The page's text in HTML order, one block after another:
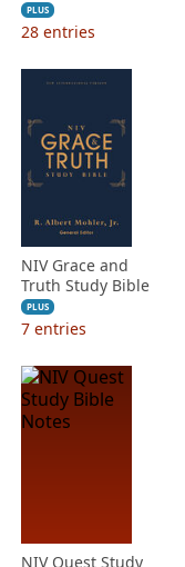
PLUS
28 entries
NIV Grace and
Truth Study Bible
PLUS
7 entries
NIV Quest Study